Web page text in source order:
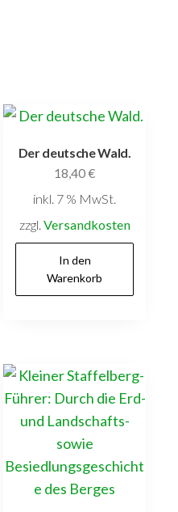
Der deutsche Wald.
18,40€
inkl. 7 % MwSt.
zzgl. Versandkosten
In den
Warenkorb